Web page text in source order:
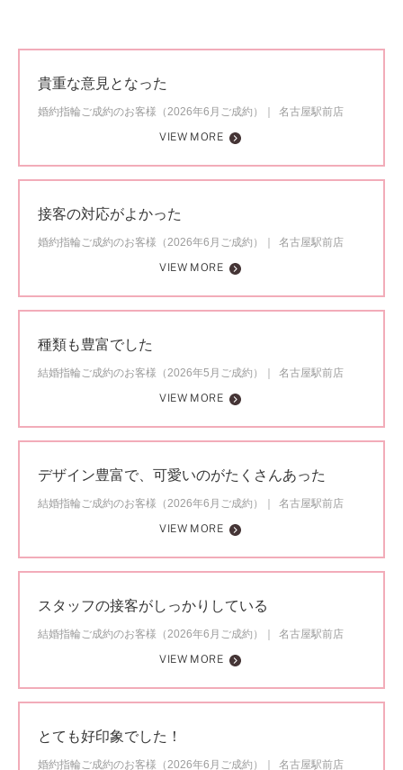
貴重な意見となった
婚約指輪ご成約のお客様（2026年6月ご成約）
名古屋駅前店
VIEW MORE
接客の対応がよかった
婚約指輪ご成約のお客様（2026年6月ご成約）
名古屋駅前店
VIEW MORE
種類も豊富でした
結婚指輪ご成約のお客様（2026年5月ご成約）
名古屋駅前店
VIEW MORE
デザイン豊富で、可愛いのがたくさんあった
結婚指輪ご成約のお客様（2026年6月ご成約）
名古屋駅前店
VIEW MORE
スタッフの接客がしっかりしている
結婚指輪ご成約のお客様（2026年6月ご成約）
名古屋駅前店
VIEW MORE
とても好印象でした！
婚約指輪ご成約のお客様（2026年6月ご成約）
名古屋駅前店